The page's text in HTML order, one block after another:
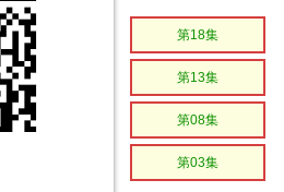
第19集 第18集
第14集 第13集
第09集 第08集
第03集